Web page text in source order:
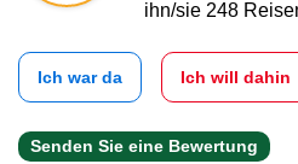
ihn/sie 248
Ich war da Ich will dahin
Senden Sie eine Bewertung